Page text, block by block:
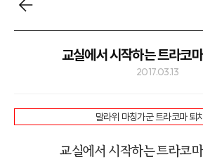
교실에서 시작하는 트라코
2017.03.13
말라위 마칭가군 트라코마 퇴
교실에서 시작하는 트라코